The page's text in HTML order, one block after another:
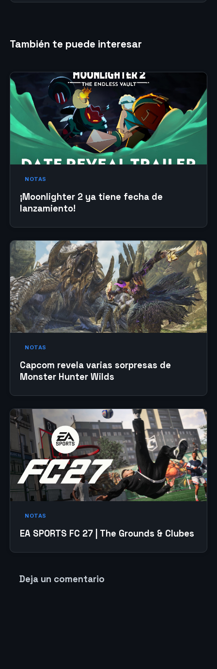
También te puede interesar
NOTAS
¡Moonlighter 2 ya tiene fecha de
lanzamiento!
NOTAS
Capcom revela varias sorpresas de
Monster Hunter Wilds
NOTAS
EA SPORTS FC 27 | The Grounds & Clubes
Deja un comentario